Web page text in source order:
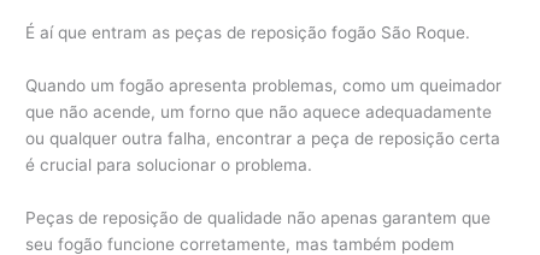
É aí que entram as peças de reposição fogão São Roque.
Quando um fogão apresenta problemas, como um queimador
que não acende, um forno que não aquece adequadamente
ou qualquer outra falha, encontrar a peça de reposição certa
é crucial para solucionar o problema.
Peças de reposição de qualidade não apenas garantem que
seu fogão funcione corretamente, mas também podem